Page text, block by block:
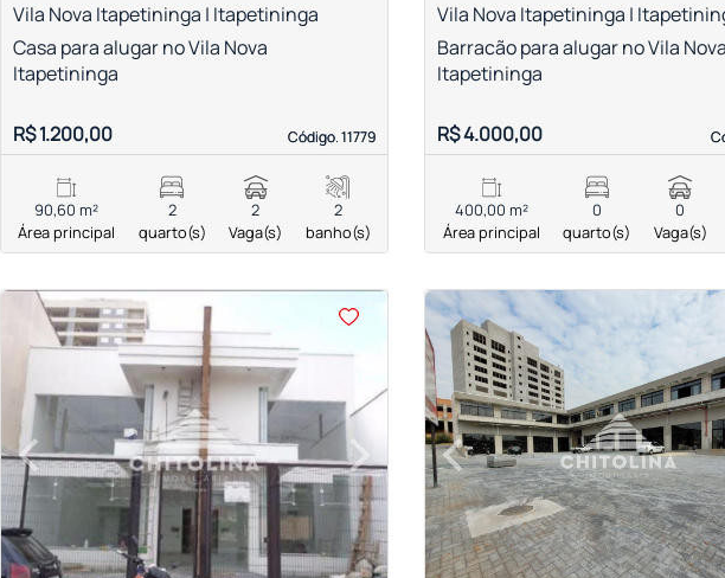
Vila Nova Itapetininga | Itapetininga
Código. 11779
Código. 11779
Casa para alugar no Vila Nova
Itapetininga
R$ 1.200,00
90,60 m²
Área principal
2
quarto(s)
2
Vaga(s)
2
banho(s)
Vila Nova Itapetininga |
Barracão para alugar no Vila Nova
Itapetininga
R$ 4.000,00
400,00 m²
Área principal
0
quarto(s)
0
Vaga(s)
‹Previous ›
Next
<
‹Previous